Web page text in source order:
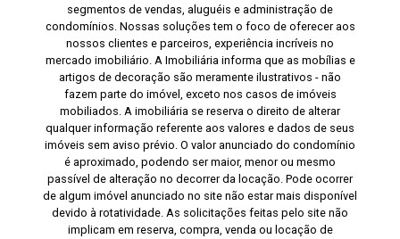
segmentos de vendas, aluguéis e administração de
condomínios. Nossas soluções tem o foco de oferecer aos
nossos clientes e parceiros, experiência incríveis no
mercado imobiliário. A Imobiliária informa que as mobílias e
artigos de decoração são meramente ilustrativos - não
fazem parte do imóvel, exceto nos casos de imóveis
mobiliados. A imobiliária se reserva o direito de alterar
qualquer informação referente aos valores e dados de seus
imóveis sem aviso prévio. O valor anunciado do condomínio
é aproximado, podendo ser maior, menor ou mesmo
passível de alteração no decorrer da locação. Pode ocorrer
de algum imóvel anunciado no site não estar mais disponível
devido à rotatividade. As solicitações feitas pelo site não
implicam em reserva, compra, venda ou locação de